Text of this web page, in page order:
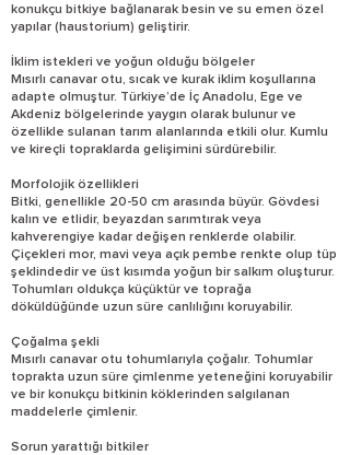
konukçu bitkiye bağlanarak besin ve su emen özel
yapılar (haustorium) geliştirir.
İklim istekleri ve yoğun olduğu bölgeler
Mısırlı canavar otu, sıcak ve kurak iklim koşullarına
adapte olmuştur. Türkiye’de İç Anadolu, Ege ve
Akdeniz bölgelerinde yaygın olarak bulunur ve
özellikle sulanan tarım alanlarında etkili olur. Kumlu
ve kireçli topraklarda gelişimini sürdürebilir.
Morfolojik özellikleri
Bitki, genellikle 20-50 cm arasında büyür. Gövdesi
kalın ve etlidir, beyazdan sarımtırak veya
kahverengiye kadar değişen renklerde olabilir.
Çiçekleri mor, mavi veya açık pembe renkte olup tüp
şeklindedir ve üst kısımda yoğun bir salkım oluşturur.
Tohumları oldukça küçüktür ve toprağa
döküldüğünde uzun süre canlılığını koruyabilir.
Çoğalma şekli
Mısırlı canavar otu tohumlarıyla çoğalır. Tohumlar
toprakta uzun süre çimlenme yeteneğini koruyabilir
ve bir konukçu bitkinin köklerinden salgılanan
maddelerle çimlenir.
Sorun yarattığı bitkiler